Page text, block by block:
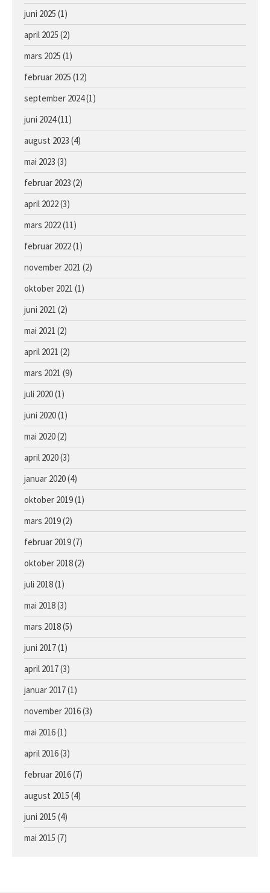
oppdaterte bilder
Hingst e. Caprioli u. Bassoline
Hoppe e. Lusail u. Sans Appel
juni 2025 (1)
april 2025 (2)
mars 2025 (1)
februar 2025 (12)
september 2024(1)
juni 2024(11)
august 2023 (4)
mai 2023 (3)
februar 2023 (2)
april 2022(3)
mars 2022(11)
februar 2022(1)
november 2021 (2)
oktober 2021 (1)
juni 2021 (2)
mai 2021 (2)
april 2021 (2)
mars 2021 (9)
juli 2020(1)
juni 2020(1)
mai 2020(2)
april 2020(3)
januar 2020(4)
oktober 2019(1)
mars 2019(2)
februar 2019(7)
oktober 2018(2)
juli 2018(1)
mai 2018(3)
mars 2018(5)
juni 2017(1)
april 2017(3)
januar 2017(1)
november 2016(3)
mai 2016(1)
april 2016(3)
februar 2016(7)
august 2015 (4)
juni 2015 (4)
mai 2015 (7)